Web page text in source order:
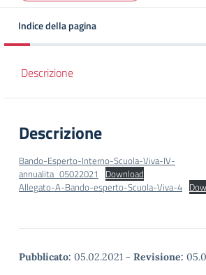
Indice della pagina
Descrizione
Descrizione
Bando-Esperto-Interno-Scuola-Viva-IV-
annualita_05022021
Download
Allegato-A-Bando-esperto-Scuola-Viva-4
Pubblicato: 05.02.2021 - Revisione: